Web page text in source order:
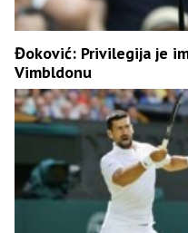
Đoković: Privilegija je
Vimbldonu